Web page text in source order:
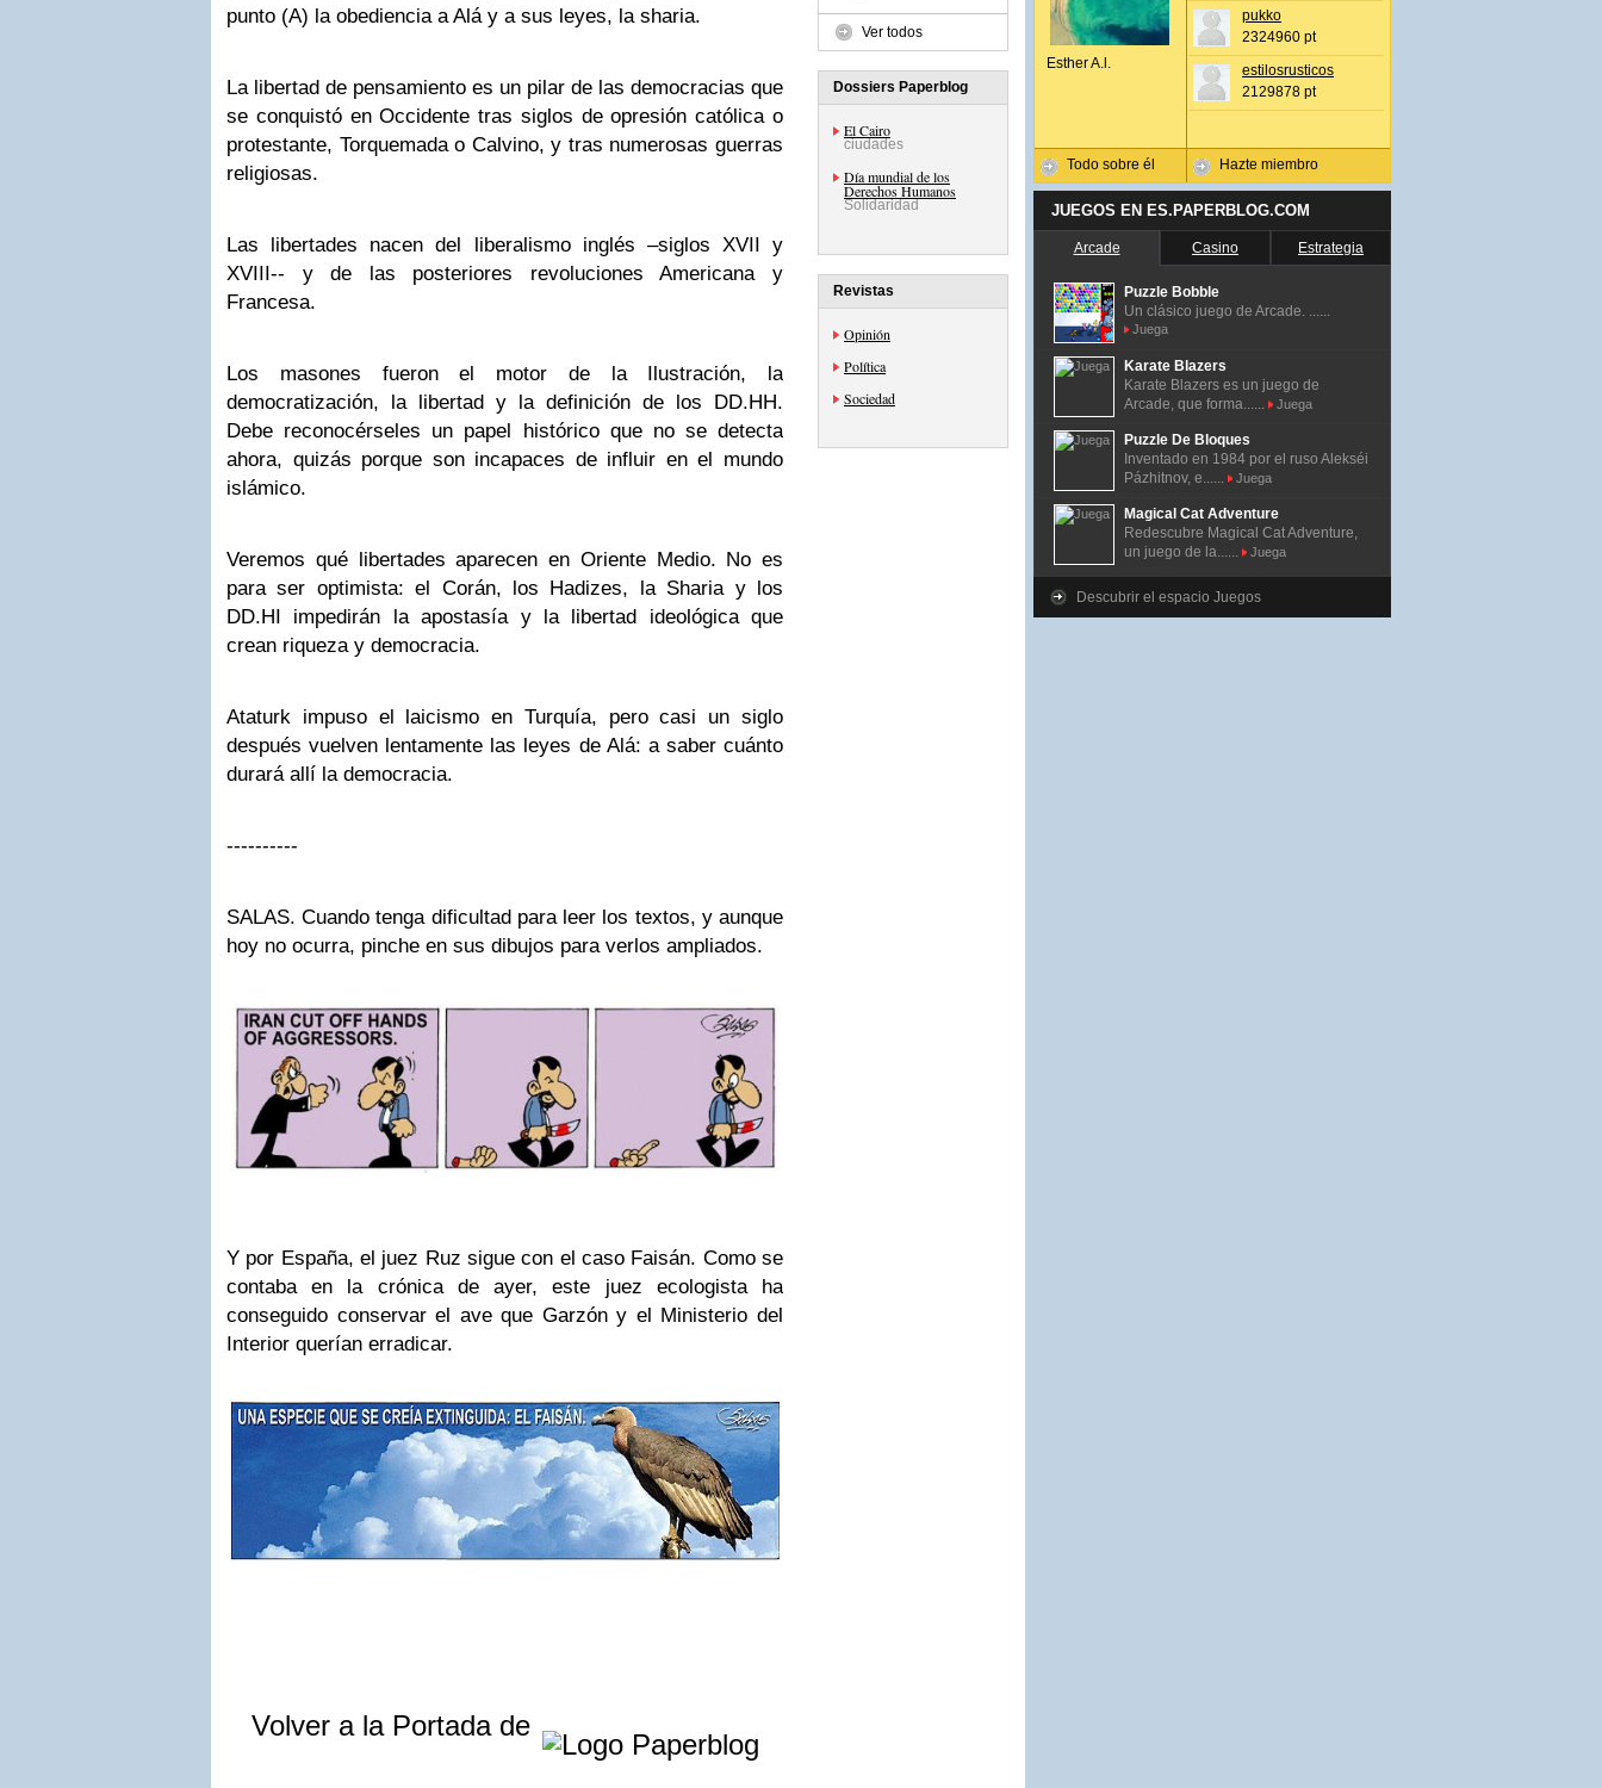
punto (A) la obediencia a Alá y a sus leyes, la sharia.
La libertad de pensamiento es un pilar de las democracias que
se conquistó en Occidente tras siglos de opresión católica o
protestante, Torquemada o Calvino, y tras numerosas guerras
religiosas.
Las libertades nacen del liberalismo inglés –siglos XVII y
XVIII-- y de las posteriores revoluciones Americana y
Francesa.
Los masones fueron el motor de la Ilustración, la
democratización, la libertad y la definición de los DD.HH.
Debe reconocérseles un papel histórico que no se detecta
ahora, quizás porque son incapaces de influir en el mundo
islámico.
Veremos qué libertades aparecen en Oriente Medio. No es
para ser optimista: el Corán, los Hadizes, la Sharia y los
DD.HI impedirán la apostasía y la libertad ideológica que
crean riqueza y democracia.
Ataturk impuso el laicismo en Turquía, pero casi un siglo
después vuelven lentamente las leyes de Alá: a saber cuánto
durará allí la democracia.
----------
SALAS. Cuando tenga dificultad para leer los textos, y aunque
hoy no ocurra, pinche en sus dibujos para verlos ampliados.
Y por España, el juez Ruz sigue con el caso Faisán. Como se
contaba en la crónica de ayer, este juez ecologista ha
conseguido conservar el ave que Garzón y el Ministerio del
Interior querían erradicar.
Volver a la Portada de
Ver todos
Dossiers Paperblog
El Cairo
ciudades
Día mundial de los
Derechos Humanos
Solidaridad
Revistas
Opinión
Política
Sociedad
Esther A.l.
Todo sobre él
pukko
2324960 pt
estilosrusticos
2129878 pt
Hazte miembro
JUEGOS EN ES.PAPERBLOG.COM
Arcade Casino Estrategia
Puzzle Bobble
Un clásico juego de Arcade. ......
Juega
Karate Blazers
Karate Blazers es un juego de
Arcade, que forma......
Juega
Puzzle De Bloques
Inventado en 1984 por el ruso Alekséi
Pázhitnov, e......
Juega
Magical Cat Adventure
Redescubre Magical Cat Adventure,
un juego de la......
Juega
Descubrir el espacio Juegos